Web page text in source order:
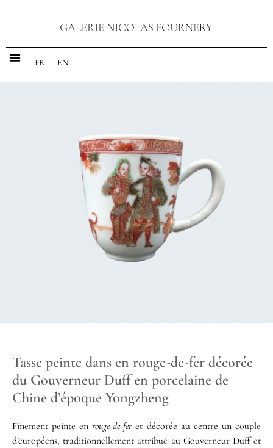
FR EN
Tasse peinte dans en rouge-de-fer décorée
du Gouverneur Duff en porcelaine de
Chine d’époque Yongzheng
Finement peinte enrouge-de-feret décorée au centre un couple
d’européens, traditionnellement attribué au Gouverneur Duff et